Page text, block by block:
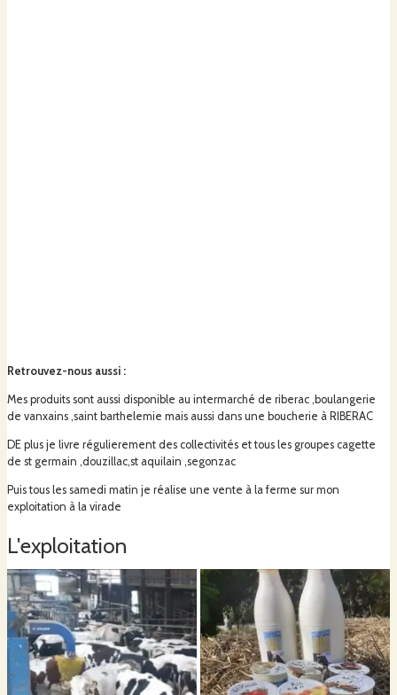
Retrouvez-nous aussi :
Mes produits sont aussi disponible au intermarché de riberac ,boulangerie
de vanxains ,saint barthelemie mais aussi dans une boucherie à RIBERAC
DE plus je livre régulierement des collectivités et tous les groupes cagette
de st germain ,douzillac,st aquilain ,segonzac
Puis tous les samedi matin je réalise une vente à la ferme sur mon
exploitation à la virade
L'exploitation